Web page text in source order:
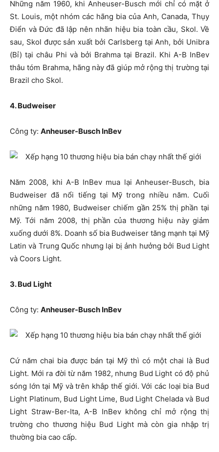
Những năm 1960, khi Anheuser-Busch mới chỉ có mặt ở
St. Louis, một nhóm các hãng bia của Anh, Canada, Thụy
Điển và Đức đã lập nên nhãn hiệu bia toàn cầu, Skol. Về
sau, Skol được sản xuất bởi Carlsberg tại Anh, bởi Unibra
(Bỉ) tại châu Phi và bởi Brahma tại Brazil. Khi A-B InBev
thâu tóm Brahma, hãng này đã giúp mở rộng thị trường tại
Brazil cho Skol.
4. Budweiser
Công ty: Anheuser-Busch InBev
Năm 2008, khi A-B InBev mua lại Anheuser-Busch, bia
Budweiser đã nổi tiếng tại Mỹ trong nhiều năm. Cuối
những năm 1980, Budweiser chiếm gần 25% thị phần tại
Mỹ. Tới năm 2008, thị phần của thương hiệu này giảm
xuống dưới 8%. Doanh số bia Budweiser tăng mạnh tại Mỹ
Latin và Trung Quốc nhưng lại bị ảnh hưởng bởi Bud Light
và Coors Light.
3. Bud Light
Công ty: Anheuser-Busch InBev
Cứ năm chai bia được bán tại Mỹ thì có một chai là Bud
Light. Mới ra đời từ năm 1982, nhưng Bud Light có độ phủ
sóng lớn tại Mỹ và trên khắp thế giới. Với các loại bia Bud
Light Platinum, Bud Light Lime, Bud Light Chelada và Bud
Light Straw-Ber-Ita, A-B InBev không chỉ mở rộng thị
trường cho thương hiệu Bud Light mà còn gia nhập trị
thường bia cao cấp.